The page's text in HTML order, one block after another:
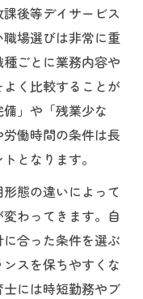
後等デイサービス
場選びは非常に重
ごとに業務内容や
く比較することが
」や「残業少な
働時間の条件は長
となります。
態の違いによって
わってきます。自
合った条件を選ぶ
スを保ちやすくな
には時短勤務やブ